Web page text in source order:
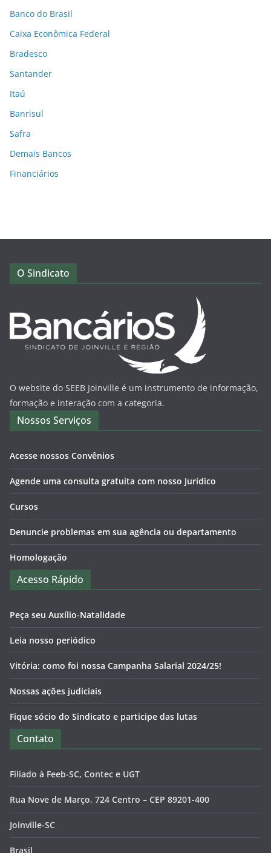
Banco do Brasil
Caixa Econômica Federal
Bradesco
Santander
Itaú
Banrisul
Safra
Demais Bancos
Financiários
O Sindicato
O website do SEEB Joinville é um instrumento de informação,
formação e interação com a categoria.
Nossos Serviços
Acesse nossos Convênios
Agende uma consulta gratuita com nosso Jurídico
Cursos
Denuncie problemas em sua agência ou departamento
Homologação
Acesso Rápido
Peça seu Auxílio-Natalidade
Leia nosso periódico
Vitória: como foi nossa Campanha Salarial 2024/25!
Nossas ações judiciais
Fique sócio do Sindicato e participe das lutas
Contato
Filiado à Feeb-SC, Contec e UGT
Rua Nove de Março, 724 Centro – CEP 89201-400
Joinville-SC
Brasil